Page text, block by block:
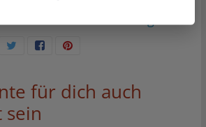
für dich auch
sein